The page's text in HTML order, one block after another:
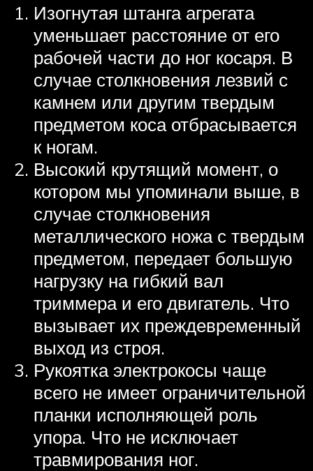
Изогнутая штанга агрегата
уменьшает расстояние от его
рабочей части до ног косаря. В
случае столкновения лезвий с
камнем или другим твердым
предметом коса отбрасывается
к ногам.
Высокий крутящий момент, о
котором мы упоминали выше, в
случае столкновения
металлического ножа с твердым
предметом, передает большую
нагрузку на гибкий вал
триммера и его двигатель. Что
вызывает их преждевременный
выход из строя.
Рукоятка электрокосы чаще
всего не имеет ограничительной
планки исполняющей роль
упора. Что не исключает
травмирования ног.